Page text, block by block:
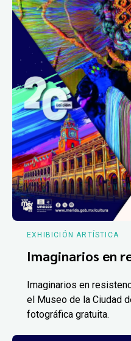
EXHIBICIÓN ARTÍSTICA
Imaginarios en
Imaginarios en
el Museo de la Ciudad
fotográfica gratuita.